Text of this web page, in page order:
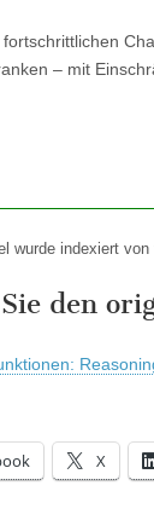
– mit
wurde indexiert
den
X